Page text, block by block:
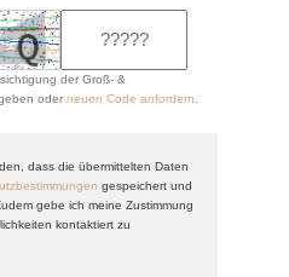
der Groß- &
oder neuen Code anfordern
dass die übermittelten Daten
gespeichert und
gebe ich meine Zustimmung
kontaktiert zu